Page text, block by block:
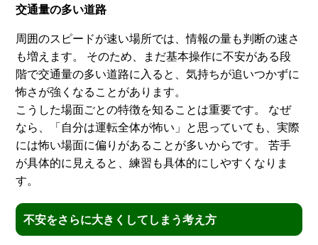
交通量の多い道路
周囲のスピードが速い場所では、情報の量も判断の速さ
も増えます。 そのため、まだ基本操作に不安がある段
階で交通量の多い道路に入ると、気持ちが追いつかずに
怖さが強くなることがあります。
こうした場面ごとの特徴を知ることは重要です。 なぜ
なら、「自分は運転全体が怖い」と思っていても、実際
には怖い場面に偏りがあることが多いからです。 苦手
が具体的に見えると、練習も具体的にしやすくなりま
す。
不安をさらに大きくしてしまう考え方